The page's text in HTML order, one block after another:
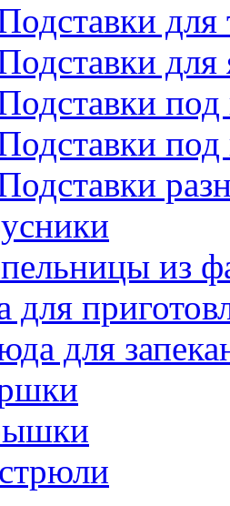
для
для
под
из
для
для